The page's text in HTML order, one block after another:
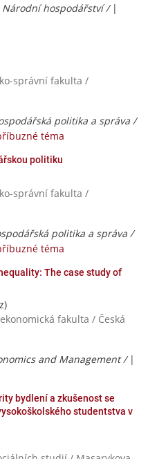
Národní hospodářství / |
správní fakulta /
politika a správa /
téma
politiku
správní fakulta /
politika a správa /
téma
The case study of
fakulta / Česká
and Management / |
bydlení a zkušenost se
studentstva v